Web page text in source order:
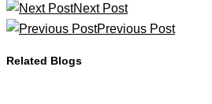
Next Post
Previous Post
Related Blogs